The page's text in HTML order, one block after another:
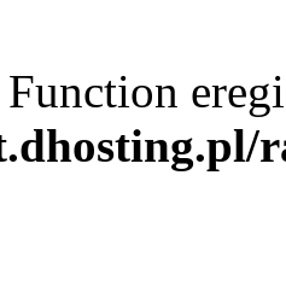
Function